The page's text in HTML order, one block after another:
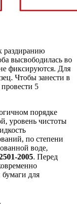
раздиранию
высвободилась во
фиксируются. Для
Чтобы занести в
5
порядке
уровень чистоты
по степени
воде,
2005. Перед
для